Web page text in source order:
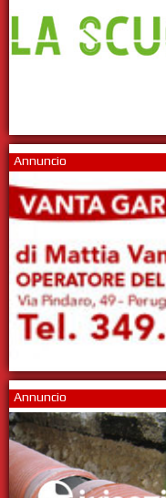
Annuncio
Annuncio